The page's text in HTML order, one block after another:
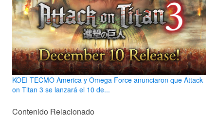
KOEI TECMO America y Omega Force anunciaron que Attack
on Titan 3 se lanzará el 10 de...
Contenido Relacionado